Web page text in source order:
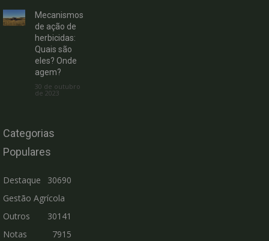
Mecanismos
de ação de
herbicidas:
Quais são
eles? Onde
agem?
30 de outubro
de 2023
Categorias
Populares
Destaque
30690
Gestão Agrícola
30141
Outros
7915
Notas